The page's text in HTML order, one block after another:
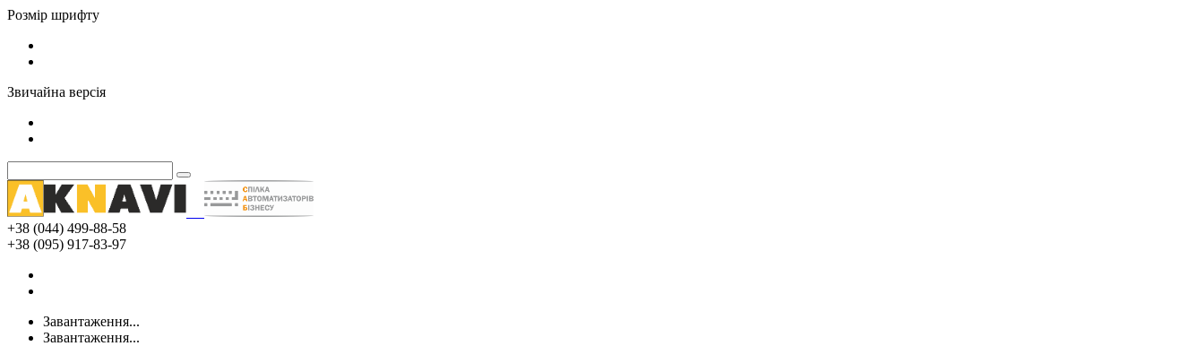
Розмір шрифту
Звичайна версія
+38 (044) 499-88-58
+38 (095) 917-83-97
Завантаження...
Завантаження...